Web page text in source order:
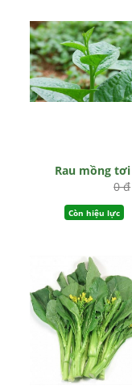
Rau mồng tơi
0 đ
Còn hiệu lực